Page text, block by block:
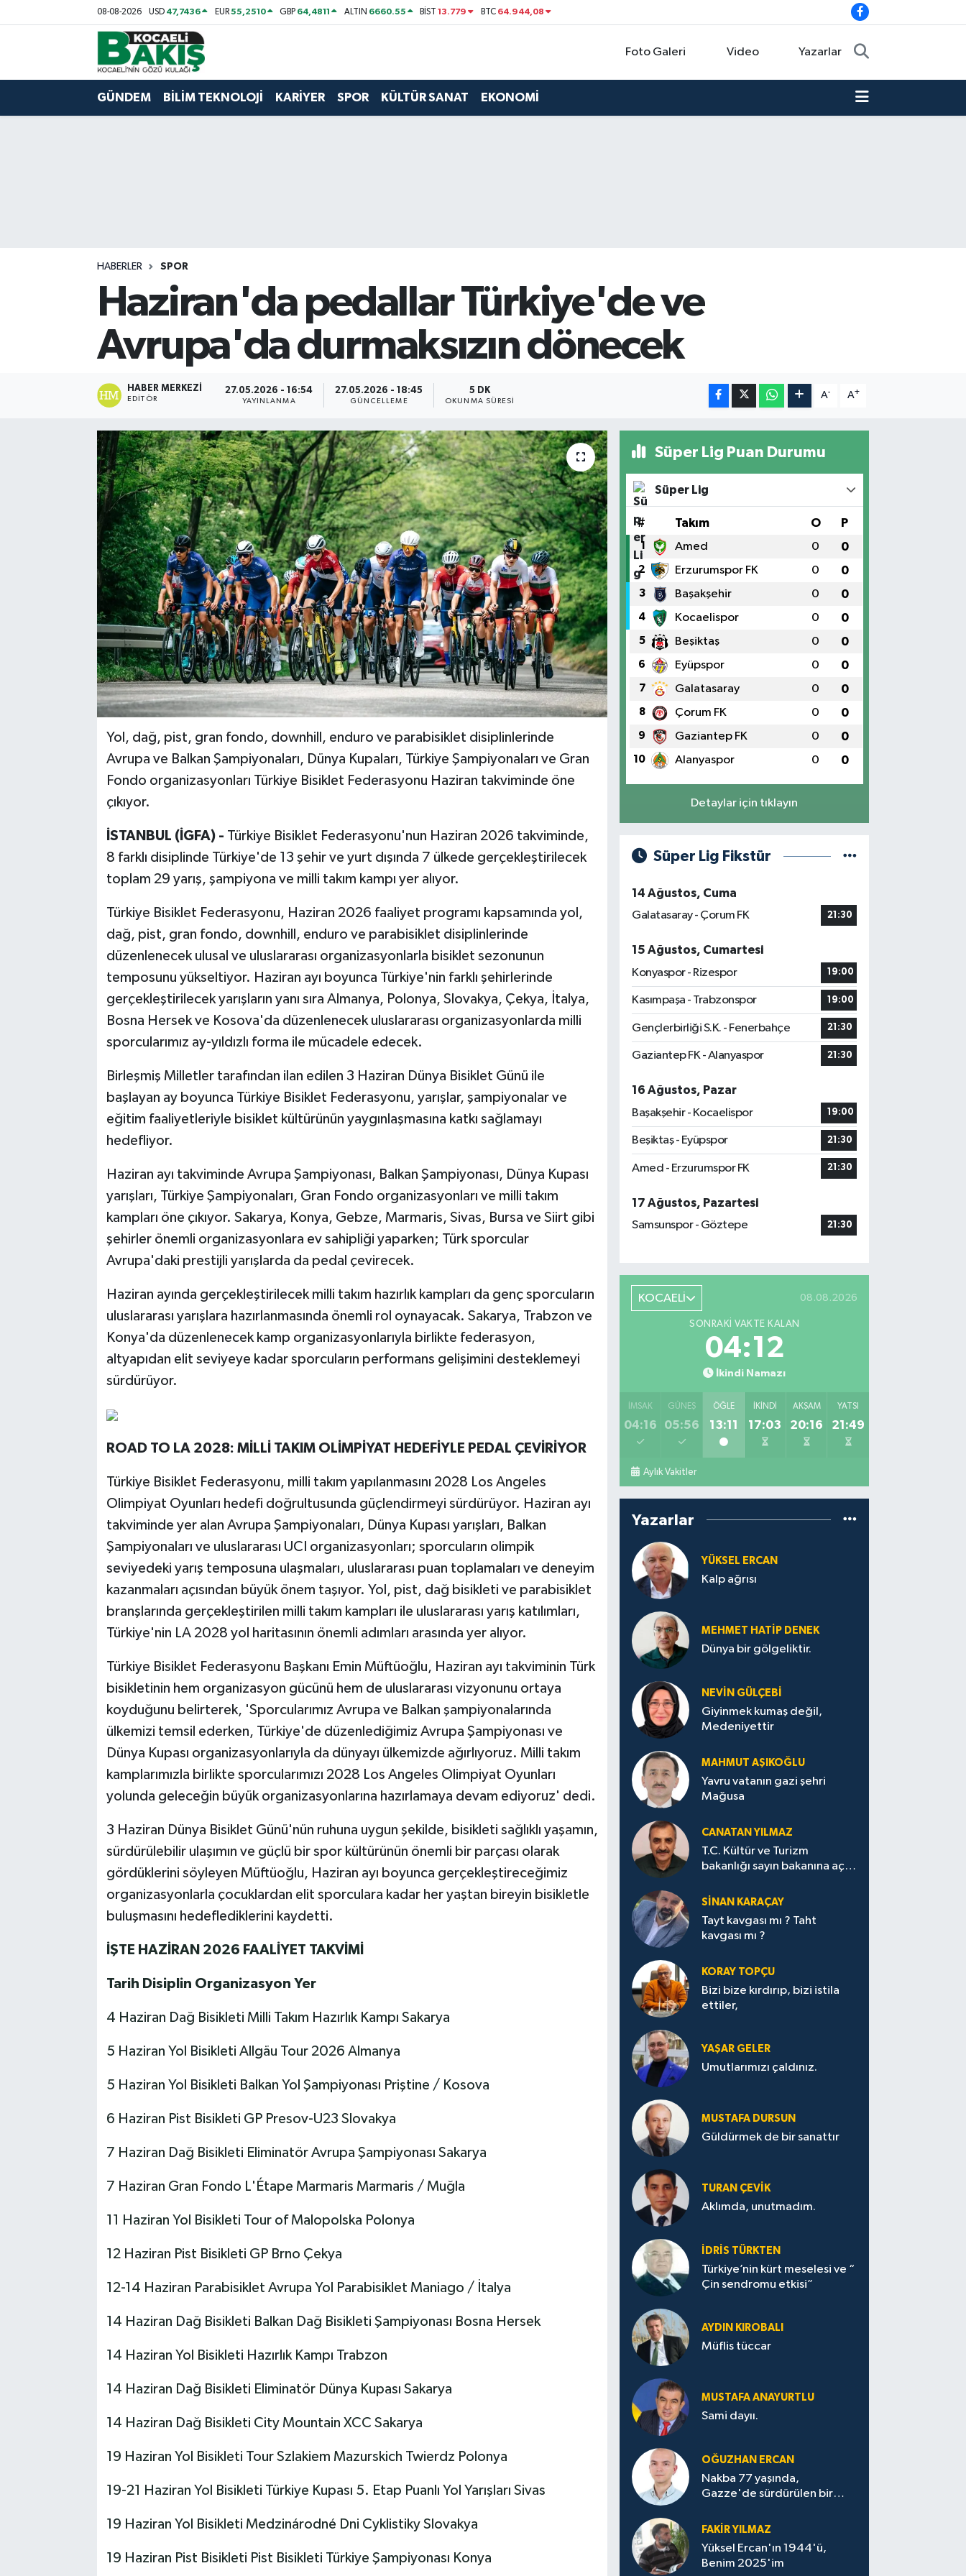
08-08-2026 USD 47,7436 EUR55,2510 GBP 64,4811 ALTIN 6660.55 BİST13.779 BTC 64.944,08
Foto Galeri Video Yazarlar
GÜNDEM BİLİM TEKNOLOJİ KARİYER SPOR KÜLTÜR SANAT EKONOMİ
HABERLER SPOR
Haziran'da pedallar Türkiye'de ve
Avrupa'da durmaksızın dönecek
HABER MERKEZI
EDITÖR
27.05.2026 - 16:54
YAYINLANMA
27.05.2026 - 18:45
GÜNCELLEME
5 DK
OKUNMA SÜRESI
A- A+
Yol, dağ, pist, gran fondo, downhill, enduro ve parabisiklet disiplinlerinde
Avrupa ve Balkan Şampiyonaları, Dünya Kupaları, Türkiye Şampiyonaları ve Gran
Fondo organizasyonları Türkiye Bisiklet Federasyonu Haziran takviminde öne
çıkıyor.
İSTANBUL (İGFA) - Türkiye Bisiklet Federasyonu'nun Haziran 2026 takviminde,
8 farklı disiplinde Türkiye'de 13 şehir ve yurt dışında 7 ülkede gerçekleştirilecek
toplam 29 yarış, şampiyona ve milli takım kampı yer alıyor.
Türkiye Bisiklet Federasyonu, Haziran 2026 faaliyet programı kapsamında yol,
dağ, pist, gran fondo, downhill, enduro ve parabisiklet disiplinlerinde
düzenlenecek ulusal ve uluslararası organizasyonlarla bisiklet sezonunun
temposunu yükseltiyor. Haziran ayı boyunca Türkiye'nin farklı şehirlerinde
gerçekleştirilecek yarışların yanı sıra Almanya, Polonya, Slovakya, Çekya, İtalya,
Bosna Hersek ve Kosova'da düzenlenecek uluslararası organizasyonlarda milli
sporcularımız ay-yıldızlı forma ile mücadele edecek.
Birleşmiş Milletler tarafından ilan edilen 3 Haziran Dünya Bisiklet Günü ile
başlayan ay boyunca Türkiye Bisiklet Federasyonu, yarışlar, şampiyonalar ve
eğitim faaliyetleriyle bisiklet kültürünün yaygınlaşmasına katkı sağlamayı
hedefliyor.
Haziran ayı takviminde Avrupa Şampiyonası, Balkan Şampiyonası, Dünya Kupası
yarışları, Türkiye Şampiyonaları, Gran Fondo organizasyonları ve milli takım
kampları öne çıkıyor. Sakarya, Konya, Gebze, Marmaris, Sivas, Bursa ve Siirt gibi
şehirler önemli organizasyonlara ev sahipliği yaparken; Türk sporcular
Avrupa'daki prestijli yarışlarda da pedal çevirecek.
Haziran ayında gerçekleştirilecek milli takım hazırlık kampları da genç sporcuların
uluslararası yarışlara hazırlanmasında önemli rol oynayacak. Sakarya, Trabzon ve
Konya'da düzenlenecek kamp organizasyonlarıyla birlikte federasyon,
altyapıdan elit seviyeye kadar sporcuların performans gelişimini desteklemeyi
sürdürüyor.
ROAD TO LA 2028: MİLLİ TAKIM OLİMPİYAT HEDEFİYLE PEDAL ÇEVİRİYOR
Türkiye Bisiklet Federasyonu, milli takım yapılanmasını 2028 Los Angeles
Olimpiyat Oyunları hedefi doğrultusunda güçlendirmeyi sürdürüyor. Haziran ayı
takviminde yer alan Avrupa Şampiyonaları, Dünya Kupası yarışları, Balkan
Şampiyonaları ve uluslararası UCI organizasyonları; sporcuların olimpik
seviyedeki yarış temposuna ulaşmaları, uluslararası puan toplamaları ve deneyim
kazanmaları açısından büyük önem taşıyor. Yol, pist, dağ bisikleti ve parabisiklet
branşlarında gerçekleştirilen milli takım kampları ile uluslararası yarış katılımları,
Türkiye'nin LA 2028 yol haritasının önemli adımları arasında yer alıyor.
Türkiye Bisiklet Federasyonu Başkanı Emin Müftüoğlu, Haziran ayı takviminin Türk
bisikletinin hem organizasyon gücünü hem de uluslararası vizyonunu ortaya
koyduğunu belirterek, 'Sporcularımız Avrupa ve Balkan şampiyonalarında
ülkemizi temsil ederken, Türkiye'de düzenlediğimiz Avrupa Şampiyonası ve
Dünya Kupası organizasyonlarıyla da dünyayı ülkemizde ağırlıyoruz. Milli takım
kamplarımızla birlikte sporcularımızı 2028 Los Angeles Olimpiyat Oyunları
yolunda geleceğin büyük organizasyonlarına hazırlamaya devam ediyoruz' dedi.
3 Haziran Dünya Bisiklet Günü'nün ruhuna uygun şekilde, bisikleti sağlıklı yaşamın,
sürdürülebilir ulaşımın ve güçlü bir spor kültürünün önemli bir parçası olarak
gördüklerini söyleyen Müftüoğlu, Haziran ayı boyunca gerçekleştireceğimiz
organizasyonlarla çocuklardan elit sporculara kadar her yaştan bireyin bisikletle
buluşmasını hedeflediklerini kaydetti.
İŞTE HAZİRAN 2026 FAALİYET TAKVİMİ
Tarih Disiplin Organizasyon Yer
4 Haziran Dağ Bisikleti Milli Takım Hazırlık Kampı Sakarya
5 Haziran Yol Bisikleti Allgäu Tour 2026 Almanya
5 Haziran Yol Bisikleti Balkan Yol Şampiyonası Priştine / Kosova
6 Haziran Pist Bisikleti GP Presov-U23 Slovakya
7 Haziran Dağ Bisikleti Eliminatör Avrupa Şampiyonası Sakarya
7 Haziran Gran Fondo L'Étape Marmaris Marmaris / Muğla
11 Haziran Yol Bisikleti Tour of Malopolska Polonya
12 Haziran Pist Bisikleti GP Brno Çekya
12-14 Haziran Parabisiklet Avrupa Yol Parabisiklet Maniago / İtalya
14 Haziran Dağ Bisikleti Balkan Dağ Bisikleti Şampiyonası Bosna Hersek
14 Haziran Yol Bisikleti Hazırlık Kampı Trabzon
14 Haziran Dağ Bisikleti Eliminatör Dünya Kupası Sakarya
14 Haziran Dağ Bisikleti City Mountain XCC Sakarya
19 Haziran Yol Bisikleti Tour Szlakiem Mazurskich Twierdz Polonya
19-21 Haziran Yol Bisikleti Türkiye Kupası 5. Etap Puanlı Yol Yarışları Sivas
19 Haziran Yol Bisikleti Medzinárodné Dni Cyklistiky Slovakya
19 Haziran Pist Bisikleti Pist Bisikleti Türkiye Şampiyonası Konya
Süper Lig Puan Durumu
Süper Lig
# Takım O P
1 Amed 0 0
2 Erzurumspor FK 0 0
3 Başakşehir 0 0
4 Kocaelispor 0 0
5 Beşiktaş 0 0
6 Eyüpspor 0 0
7 Galatasaray 0 0
8 Çorum FK 0 0
9 Gaziantep FK 0 0
10 Alanyaspor 0 0
Detaylar için tıklayın
Süper Lig Fikstür
14 Ağustos, Cuma
Galatasaray - Çorum FK
21:30
15 Ağustos, Cumartesi
Konyaspor - Rizespor
19:00
Kasımpaşa - Trabzonspor 19:00
Gençlerbirliği S.K. - Fenerbahçe 21:30
Gaziantep FK - Alanyaspor 21:30
16 Ağustos, Pazar
Başakşehir - Kocaelispor
19:00
Beşiktaş - Eyüpspor 21:30
Amed - Erzurumspor FK 21:30
17 Ağustos, Pazartesi
Samsunspor - Göztepe
21:30
KOCAELİ 08.08.2026
SONRAKI VAKTE KALAN
04:11
İkindi Namazı
İMSAK
04:16
GÜNEŞ
05:56
ÖĞLE
13:11
İKINDI
17:03
AKŞAM
20:16
YATSI
21:49
Aylık Vakitler
Yazarlar
YÜKSEL ERCAN
Kalp ağrısı
MEHMET HATİP DENEK
Dünya bir gölgeliktir.
NEVİN GÜLÇEBİ
Giyinmek kumaş değil,
Medeniyettir
MAHMUT AŞIKOĞLU
Yavru vatanın gazi şehri
Mağusa
CANATAN YILMAZ
T.C. Kültür ve Turizm
bakanlığı sayın bakanına açık
SİNAN KARAÇAY
Tayt kavgası mı ? Taht
kavgası mı ?
KORAY TOPÇU
Bizi bize kırdırıp, bizi istila
ettiler,
YAŞAR GELER
Umutlarımızı çaldınız.
MUSTAFA DURSUN
Güldürmek de bir sanattır
TURAN ÇEVİK
Aklımda, unutmadım.
İDRİS TÜRKTEN
Türkiye’nin kürt meselesi ve “
Çin sendromu etkisi”
AYDIN KIROBALI
Müflis tüccar
MUSTAFA ANAYURTLU
Sami dayıı.
OĞUZHAN ERCAN
Nakba 77 yaşında,
Gazze'de sürdürülen bir
FAKİR YILMAZ
Yüksel Ercan'ın 1944'ü,
Benim 2025'im
Kocaeli Nöbetçi Eczaneler
Kocaeli Hava Durumu